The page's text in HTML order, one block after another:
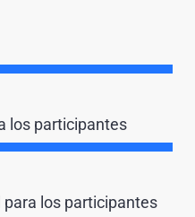
los participantes
los participantes